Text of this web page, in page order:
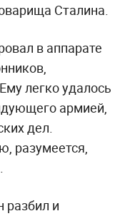
Сталина.
в аппарате
легко удалось
армией,
дел.
разумеется,
разбил и